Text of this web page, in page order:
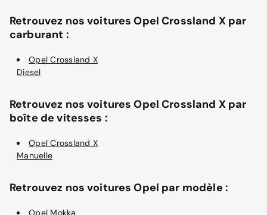
Retrouvez nos voitures Opel Crossland X par
carburant :
Opel Crossland X
Diesel
Retrouvez nos voitures Opel Crossland X par
boîte de vitesses :
Opel Crossland X
Manuelle
Retrouvez nos voitures Opel par modèle :
Opel Mokka